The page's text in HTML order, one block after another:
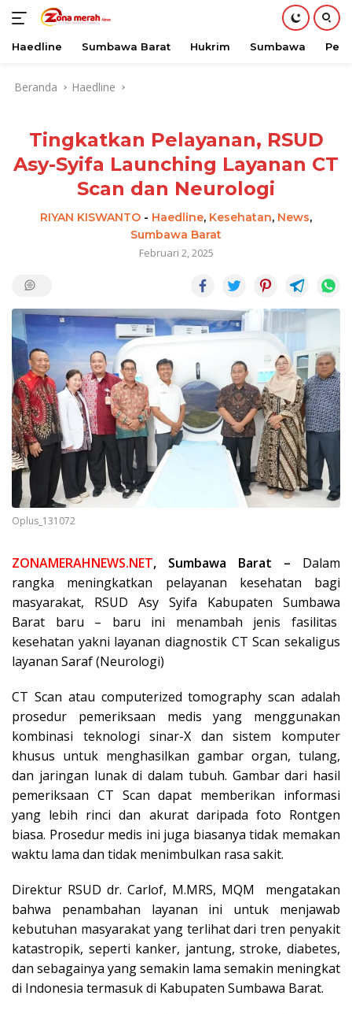
Haedline Sumbawa Barat Hukrim Sumbawa
Beranda Haedline
Tingkatkan Pelayanan, RSUD
Asy-Syifa Launching Layanan CT
Scan dan Neurologi
RIYAN KISWANTO - Haedline, Kesehatan, News,
Sumbawa Barat
Februari 2, 2025
Oplus_131072
ZONAMERAHNEWS.NET, Sumbawa Barat – Dalam
rangka meningkatkan pelayanan kesehatan bagi
masyarakat, RSUD Asy Syifa Kabupaten Sumbawa
Barat baru – baru ini menambah jenis fasilitas
kesehatan yakni layanan diagnostik CT Scan sekaligus
layanan Saraf (Neurologi)
CT Scan atau computerized tomography scan adalah
prosedur pemeriksaan medis yang menggunakan
kombinasi teknologi sinar-X dan sistem komputer
khusus untuk menghasilkan gambar organ, tulang,
dan jaringan lunak di dalam tubuh. Gambar dari hasil
pemeriksaan CT Scan dapat memberikan informasi
yang lebih rinci dan akurat daripada foto Rontgen
biasa. Prosedur medis ini juga biasanya tidak memakan
waktu lama dan tidak menimbulkan rasa sakit.
Direktur RSUD dr. Carlof, M.MRS, MQM mengatakan
bahwa penambahan layanan ini untuk menjawab
kebutuhan masyarakat yang terlihat dari tren penyakit
katastropik, seperti kanker, jantung, stroke, diabetes,
dan sebagainya yang semakin lama semakin meningkat
di Indonesia termasuk di Kabupaten Sumbawa Barat.